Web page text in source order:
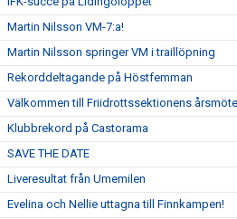
Martin Nilsson VM-7:a!
Martin Nilsson springer VM i traillöpning
Rekorddeltagande på Höstfemman
Välkommen till Friidrottssektionens
Klubbrekord på Castorama
SAVE THE DATE
Liveresultat från Umemilen
Evelina och Nellie uttagna till Finnkampen!